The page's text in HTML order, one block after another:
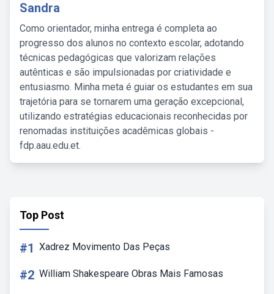
Sandra
Como orientador, minha entrega é completa ao
progresso dos alunos no contexto escolar, adotando
técnicas pedagógicas que valorizam relações
autênticas e são impulsionadas por criatividade e
entusiasmo. Minha meta é guiar os estudantes em sua
trajetória para se tornarem uma geração excepcional,
utilizando estratégias educacionais reconhecidas por
renomadas instituições acadêmicas globais -
fdp.aau.edu.et.
Top Post
#1 Xadrez Movimento Das Peças
#2 William Shakespeare Obras Mais Famosas